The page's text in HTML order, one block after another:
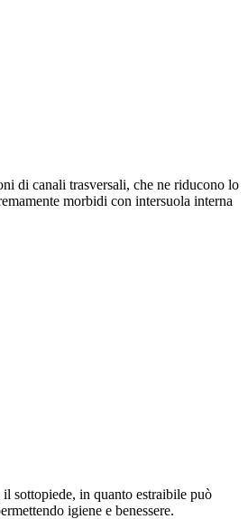
di canali trasversali, che ne riducono lo
morbidi con intersuola interna
sottopiede, in quanto estraibile può
igiene e benessere.